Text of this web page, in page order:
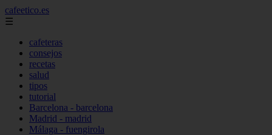
cafeetico.es
☰
cafeteras
consejos
recetas
salud
tipos
tutorial
Barcelona - barcelona
Madrid - madrid
Málaga - fuengirola